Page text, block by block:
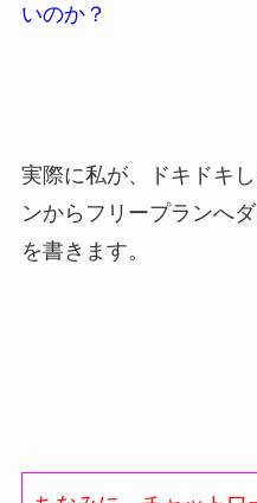
いのか？
実際に私が、ドキドキ
ンからフリープランへ
を書きます。